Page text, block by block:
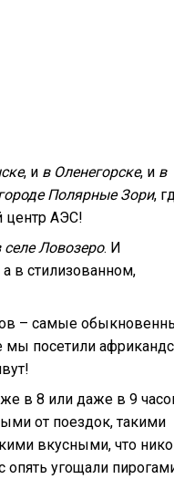
, и в Оленегорске, и в
Полярные Зори,
центр АЭС!
селе Ловозеро. И
в стилизованном,
– самые
мы посетили
в 8 или даже в 9
от поездок, такими
вкусными, что
угощали